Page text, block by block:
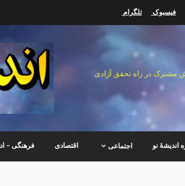
فیسبوک تلگرام
مشترک در راه تحقق آزادی
اندیشهٔ نو اجتماعی اقتصادی فرهنگی –